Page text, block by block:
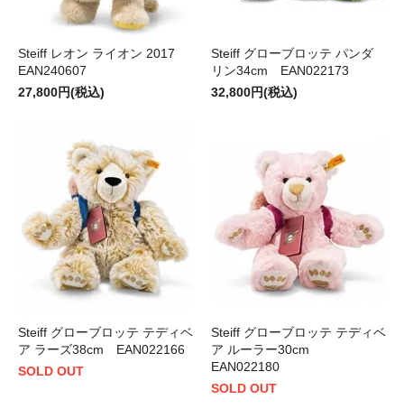
Steiff レオン ライオン 2017
EAN240607
27,800円(税込)
Steiff グローブロッテ パンダ
リン34cm EAN022173
32,800円(税込)
Steiff グローブロッテ テディベ
ア ラーズ38cm EAN022166
SOLD OUT
Steiff グローブロッテ テディベ
ア ルーラー30cm
EAN022180
SOLD OUT